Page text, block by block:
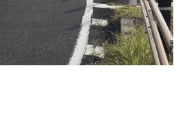
作所 会社案